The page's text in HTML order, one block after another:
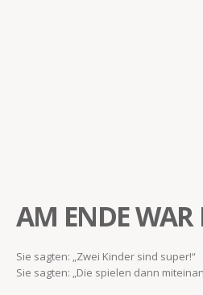
AM ENDE
Sie sagten: „Zwei Kinder sind super!“
Sie sagten: „Die spielen dann